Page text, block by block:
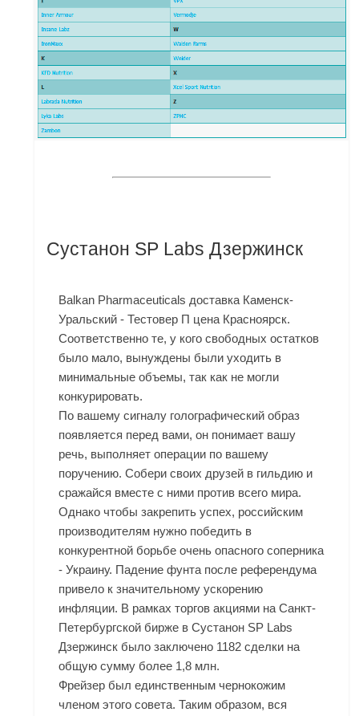
Сустанон SP Labs Дзержинск
Balkan Pharmaceuticals доставка Каменск-
Уральский - Тестовер П цена Красноярск.
Соответственно те, у кого свободных остатков
было мало, вынуждены были уходить в
минимальные объемы, так как не могли
конкурировать.
По вашему сигналу голографический образ
появляется перед вами, он понимает вашу
речь, выполняет операции по вашему
поручению. Собери своих друзей в гильдию и
сражайся вместе с ними против всего мира.
Однако чтобы закрепить успех, российским
производителям нужно победить в
конкурентной борьбе очень опасного соперника
- Украину. Падение фунта после референдума
привело к значительному ускорению
инфляции. В рамках торгов акциями на Санкт-
Петербургской бирже в Сустанон SP Labs
Дзержинск было заключено 1182 сделки на
общую сумму более 1,8 млн.
Фрейзер был единственным чернокожим
членом этого совета. Таким образом, вся